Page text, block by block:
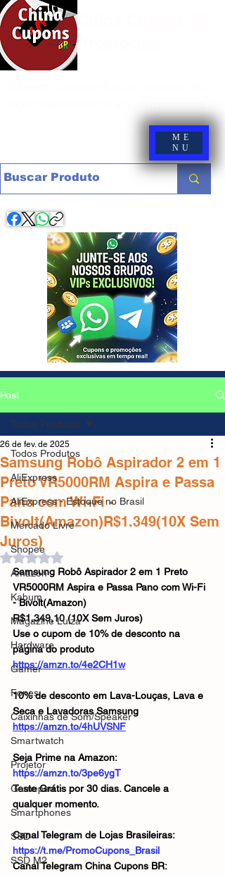
ME
NU
Post
Todos Produtos
AliExpress
AliExpress - Estoque no Brasil
Mercado Livre
Shopee
Amazon
Kabum
Magazine Luiza
Hardware
Gamer
Fones
Caixinhas de Som/Speaker
Smartwatch
Projetor
Gamepad
Smartphones
SSD
SSD M2
Todos Produtos
Samsung Robô Aspirador 2 em 1
Preto VR5000RM Aspira e Passa
Pano com Wi-Fi -
Bivolt(Amazon)R$1.349(10X Sem
Juros)
26 de fev. de 2025
Avaliado com NaN de 5 estrelas.
Samsung Robô Aspirador 2 em 1 Preto
VR5000RM Aspira e Passa Pano com Wi-Fi
- Bivolt(Amazon)
R$1.349,10 (10X Sem Juros)
Use o cupom de 10% de desconto na
página do produto
https://amzn.to/4e2CH1w
10% de desconto em Lava-Louças, Lava e
Seca e Lavadoras Samsung
https://amzn.to/4hUVSNF
Seja Prime na Amazon:
https://amzn.to/3pe6ygT
Teste Grátis por 30 dias. Cancele a
qualquer momento.
Canal Telegram de Lojas Brasileiras:
https://t.me/PromoCupons_Brasil
Canal Telegram China Cupons BR: